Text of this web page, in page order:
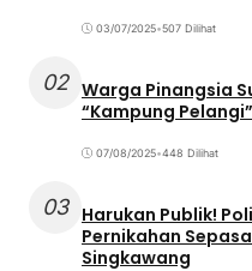
03/07/2025•507 Dilihat
02 Warga Pinangsia
“Kampung
07/08/2025•448 Dilihat
03 Harukan Publik!
Pernikahan
Singkawang